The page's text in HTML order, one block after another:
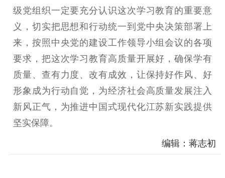
级党组织一定要充分认识这次学习教育的重要意
义，切实把思想和行动统一到党中央决策部署上
来，按照中央党的建设工作领导小组会议的各项
要求，把这次学习教育高质量开展好，确保学有
质量、查有力度、改有成效，让保持好作风、好
形象成为行动自觉，为经济社会高质量发展注入
新风正气，为推进中国式现代化江苏新实践提供
坚实保障。
编辑：蒋志初